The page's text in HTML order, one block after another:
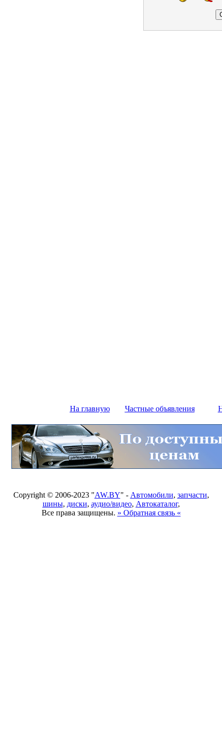
На главную Частные объявления
Copyright © 2006-2023 "AW.BY" - Автомобили, запчасти,
шины, диски, аудио/видео, Автокаталог,
Все права защищены. » Обратная связь «